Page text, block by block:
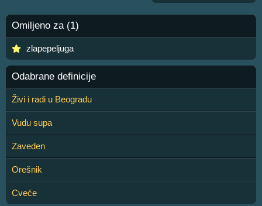
Omiljeno za (1)
zlapepeljuga
Odabrane definicije
Živi i radi u Beogradu
Vudu supa
Zaveden
Orešnik
Cveće